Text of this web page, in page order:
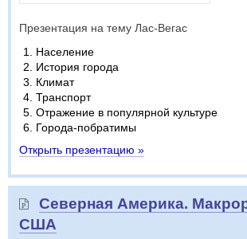
Презентация на тему Лас-Вегас
Население
История города
Климат
Транспорт
Отражение в популярной культуре
Города-побратимы
Открыть презентацию »
Северная Америка.
США